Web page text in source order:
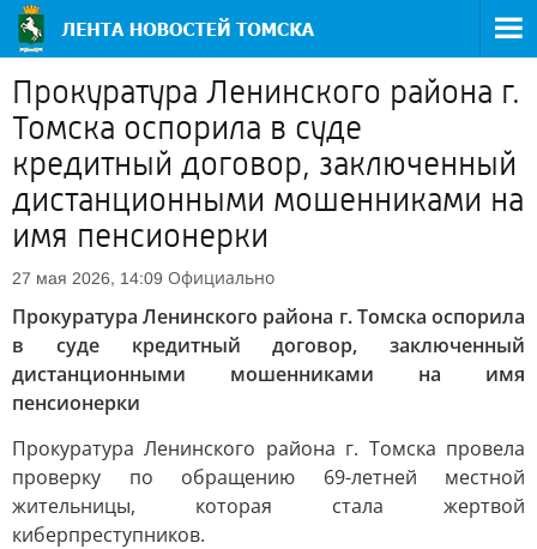
Прокуратура Ленинского района г.
Томска оспорила в суде
кредитный договор, заключенный
дистанционными мошенниками на
имя пенсионерки
27 мая 2026, 14:09 Официально
Прокуратура Ленинского района г. Томска оспорила
в суде кредитный договор, заключенный
дистанционными мошенниками на имя
пенсионерки
Прокуратура Ленинского района г. Томска провела
проверку по обращению 69-летней местной
жительницы, которая стала жертвой
киберпреступников.